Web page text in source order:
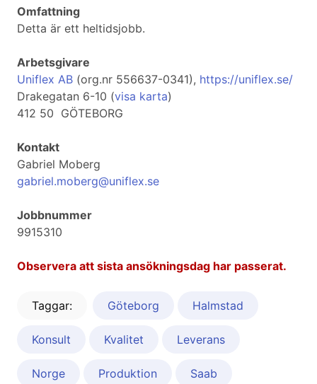
Omfattning
Detta är ett heltidsjobb.
Arbetsgivare
Uniflex AB (org.nr 556637-0341), https://uniflex.se/
Drakegatan 6-10 (visa karta)
412 50 GÖTEBORG
Kontakt
Gabriel Moberg
gabriel.moberg@uniflex.se
Jobbnummer
9915310
Observera att sista ansökningsdag har passerat.
Taggar: Göteborg Halmstad
Konsult Kvalitet Leverans
Norge Produktion Saab